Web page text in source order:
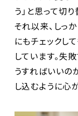
う」と思って切り
それ以来、しっ
にもチェックし
しています。失
うすればいいの
し込むように心